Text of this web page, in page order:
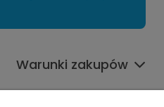
Warunki zakupów
Informacje o sklepie